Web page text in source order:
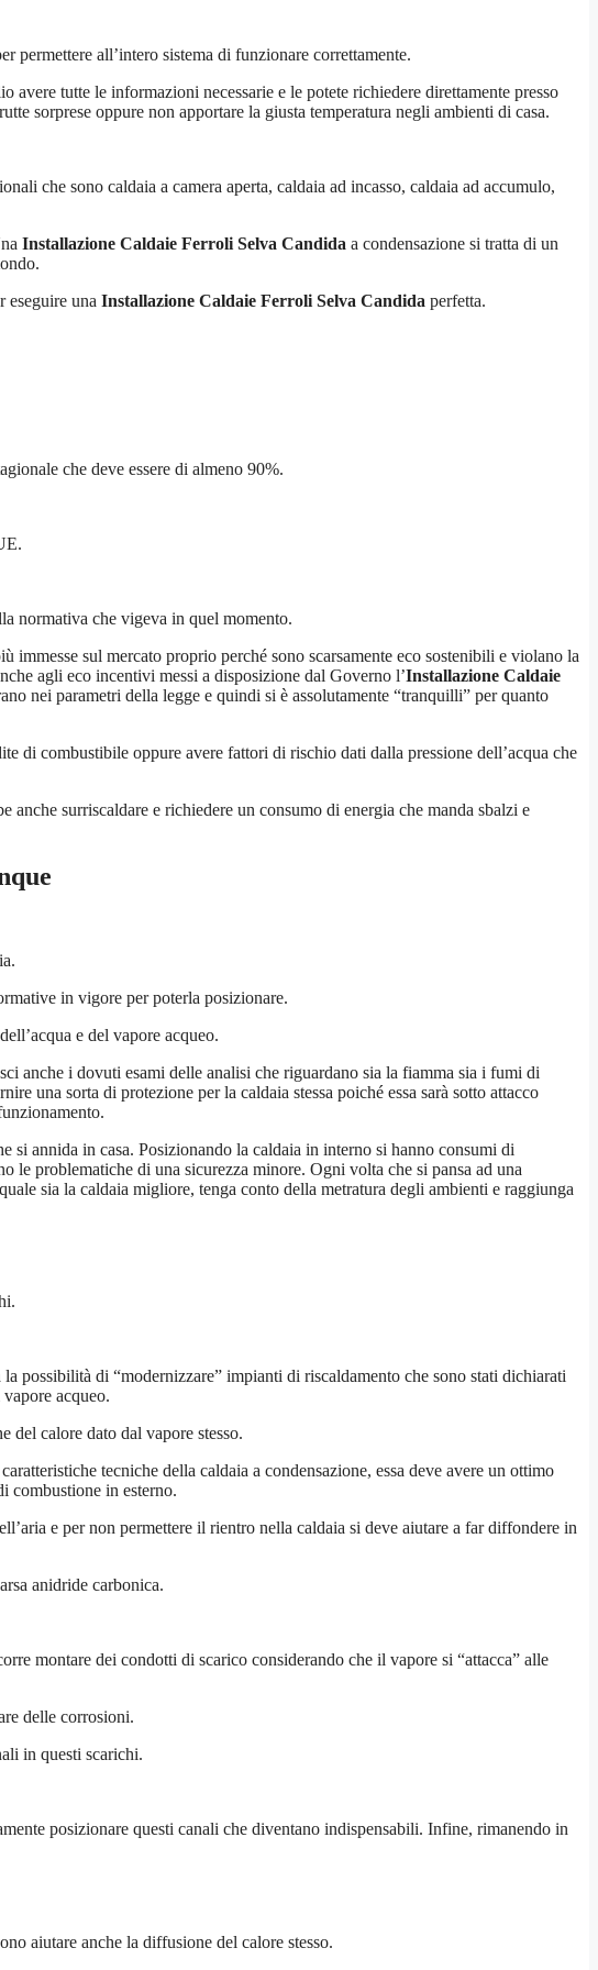
permettere all’intero sistema di funzionare correttamente.
avere tutte le informazioni necessarie e le potete richiedere direttamente presso
sorprese oppure non apportare la giusta temperatura negli ambienti di casa.
che sono caldaia a camera aperta, caldaia ad incasso, caldaia ad accumulo,
Installazione Caldaie Ferroli Selva Candida a condensazione si tratta di un
eseguire una Installazione Caldaie Ferroli Selva Candida perfetta.
che deve essere di almeno 90%.
normativa che vigeva in quel momento.
sul mercato proprio perché sono scarsamente eco sostenibili e violano la
agli eco incentivi messi a disposizione dal Governo l’Installazione Caldaie
nei parametri della legge e quindi si è assolutamente “tranquilli” per quanto
di combustibile oppure avere fattori di rischio dati dalla pressione dell’acqua che
surriscaldare e richiedere un consumo di energia che manda sbalzi e
in vigore per poterla posizionare.
e del vapore acqueo.
anche i dovuti esami delle analisi che riguardano sia la fiamma sia i fumi di
una sorta di protezione per la caldaia stessa poiché essa sarà sotto attacco
annida in casa. Posizionando la caldaia in interno si hanno consumi di
le problematiche di una sicurezza minore. Ogni volta che si pansa ad una
sia la caldaia migliore, tenga conto della metratura degli ambienti e raggiunga
possibilità di “modernizzare” impianti di riscaldamento che sono stati dichiarati
acqueo.
del calore dato dal vapore stesso.
tecniche della caldaia a condensazione, essa deve avere un ottimo
combustione in esterno.
e per non permettere il rientro nella caldaia si deve aiutare a far diffondere in
anidride carbonica.
montare dei condotti di scarico considerando che il vapore si “attacca” alle
delle corrosioni.
in questi scarichi.
posizionare questi canali che diventano indispensabili. Infine, rimanendo in
aiutare anche la diffusione del calore stesso.